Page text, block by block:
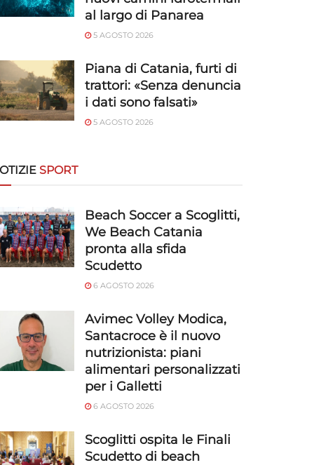
al largo di Panarea
5 AGOSTO 2026
Piana di Catania, furti di
trattori: «Senza denuncia
i dati sono falsati»
5 AGOSTO 2026
SPORT
Beach Soccer a Scoglitti,
We Beach Catania
pronta alla sfida
Scudetto
6 AGOSTO 2026
Avimec Volley Modica,
Santacroce è il nuovo
nutrizionista: piani
alimentari personalizzati
per i Galletti
6 AGOSTO 2026
Scoglitti ospita le Finali
Scudetto di beach